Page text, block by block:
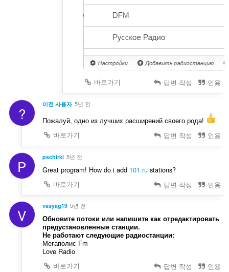
바로가기 답변 작성 인용
? 이전 사용자 5년 전
Пожалуй, одно из лучших расширений своего рода!
바로가기
답변 작성 인용
P pschirki 5년 전
Great program! How do i add 101.rustations?
바로가기
답변 작성 인용
V vasyag19 5년 전
Обновите потоки или напишите как отредактировать
предустановленные станции.
Не работают следующие радиостанции:
Мегаполис Fm
Love Radio
바로가기
답변 작성 인용